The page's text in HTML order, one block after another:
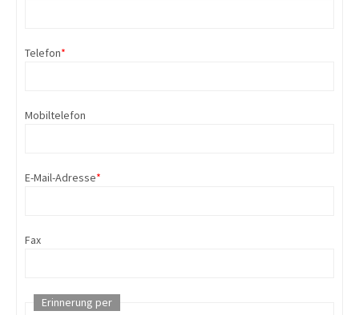
Telefon*
Mobiltelefon
E-Mail-Adresse*
Fax
Erinnerung per